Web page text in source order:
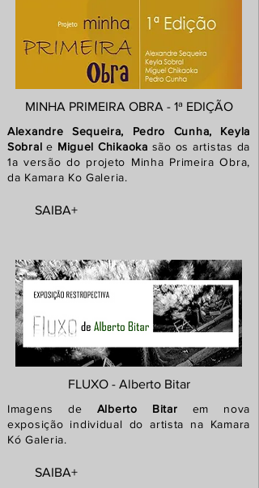
MINHA PRIMEIRA OBRA - 1ª EDIÇÃO
Alexandre Sequeira, Pedro Cunha, Keyla
Sobrale Miguel Chikaoka são os artistas da
1aversão do projeto Minha Primeira Obra,
da Kamara Ko Galeria.
SAIBA+
FLUXO - Alberto Bitar
Imagens de Alberto Bitar em nova
exposição individual do artista na Kamara
Kó Galeria.
SAIBA+